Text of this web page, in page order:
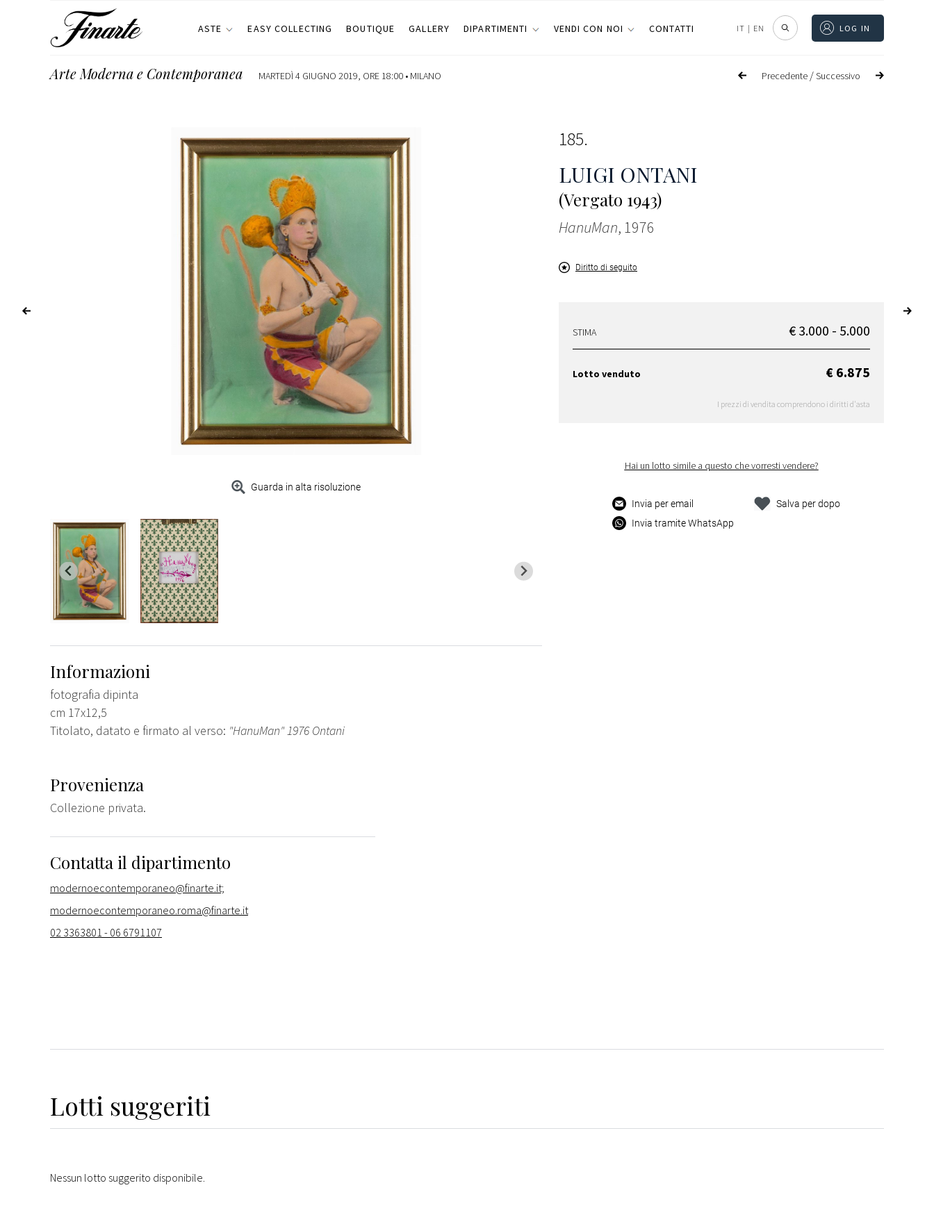
ASTE EASY COLLECTING BOUTIQUE GALLERY DIPARTIMENTI VENDI CON NOI CONTATTI IT | EN LOG IN
Precedente /Successivo
Arte Moderna e Contemporanea MARTEDÌ 4 GIUGNO 2019, ORE 18:00 • MILANO
Guarda in alta risoluzione
185
LUIGI ONTANI
(Vergato 1943)
HanuMan, 1976
Diritto di seguito
STIMA € 3.000 - 5.000
Lotto venduto € 6.875
I prezzi di vendita comprendono i diritti d'asta
Hai un lotto simile a questo che vorresti vendere?
Invia per email
Invia tramite WhatsApp
Salva per dopo
Informazioni
fotografia dipinta
cm 17x12,5
Titolato, datato e firmato al verso: "HanuMan" 1976 Ontani
Provenienza
Collezione privata.
Contatta il dipartimento
modernoecontemporaneo@finarte.it;
modernoecontemporaneo.roma@finarte.it
02 3363801 - 06 6791107
Lotti suggeriti
Nessun lotto suggerito disponibile.